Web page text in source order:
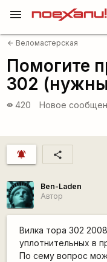
menu
arrow_back Веломастерская
Помогите
302
visibility 420 Новое
notifications_active share
Ben-Laden
Автор
Вилка тора 302
уплотнительных в
По сему вопрос